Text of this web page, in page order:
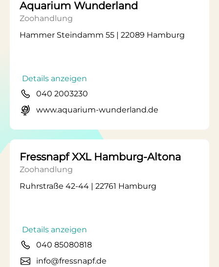
Aquarium Wunderland
Zoohandlung
Hammer Steindamm 55 | 22089 Hamburg
Details anzeigen
040 2003230
www.aquarium-wunderland.de
Fressnapf XXL Hamburg-Altona
Zoohandlung
Ruhrstraße 42-44 | 22761 Hamburg
Details anzeigen
040 85080818
info@fressnapf.de